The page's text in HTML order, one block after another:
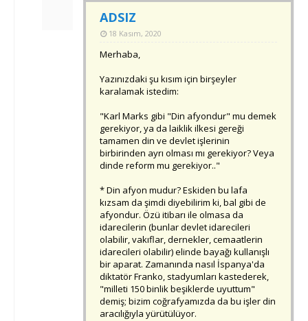
ADSIZ
18 Kasım, 2020
Merhaba,
Yazınızdaki şu kısım için birşeyler
karalamak istedim:
"Karl Marks gibi "Din afyondur" mu demek
gerekiyor, ya da laiklik ilkesi gereği
tamamen din ve devlet işlerinin
birbirinden ayrı olması mı gerekiyor? Veya
dinde reform mu gerekiyor.."
* Din afyon mudur? Eskiden bu lafa
kızsam da şimdi diyebilirim ki, bal gibi de
afyondur. Özü itibarı ile olmasa da
idarecilerin (bunlar devlet idarecileri
olabilir, vakıflar, dernekler, cemaatlerin
idarecileri olabilir) elinde bayağı kullanışlı
bir aparat. Zamanında nasıl İspanya'da
diktatör Franko, stadyumları kastederek,
"milleti 150 binlik beşiklerde uyuttum"
demiş; bizim coğrafyamızda da bu işler din
aracılığıyla yürütülüyor.